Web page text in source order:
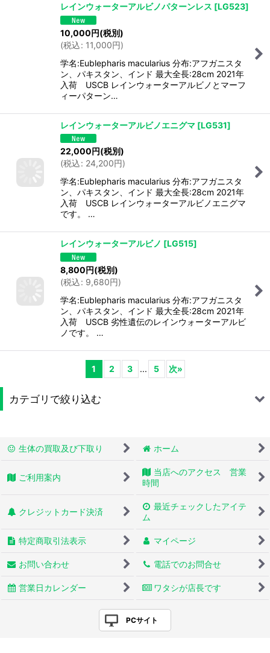
レインウォーターアルビノパターンレス [LG523]
10,000円(税別)
(税込: 11,000円)
学名:Eublepharis macularius 分布:アフガニスタ
ン、パキスタン、インド 最大全長:28cm 2021年
入荷 USCB レインウォーターアルビノとマーフ
ィーパターン…
レインウォーターアルビノエニグマ [LG531]
22,000円(税別)
(税込: 24,200円)
学名:Eublepharis macularius 分布:アフガニスタ
ン、パキスタン、インド 最大全長:28cm 2021年
入荷 USCB レインウォーターアルビノエニグマ
です。 …
レインウォーターアルビノ [LG515]
8,800円(税別)
(税込: 9,680円)
学名:Eublepharis macularius 分布:アフガニスタ
ン、パキスタン、インド 最大全長:28cm 2021年
入荷 USCB 劣性遺伝のレインウォーターアルビ
ノです。 …
1 2 3 ... 5 次»
カテゴリで絞り込む
ヒョウモントカゲモドキ(ベルアルビノ)
ヒョウモントカゲモドキ(レインウォーターアルビノ)
ヒョウモントカゲモドキ(スノー)
ヒョウモントカゲモドキ(タンジェリン)
ヒョウモントカゲモドキ(ブラックナイト)
ヒョウモントカゲモドキ(その他)
生体の買取及び下取り ホーム
ご利用案内
当店へのアクセス 営業
時間
クレジットカード決済
最近チェックしたアイテ
ム
特定商取引法表示 マイページ
お問い合わせ 電話でのお問合せ
営業日カレンダー ワタシが店長です
PCサイト